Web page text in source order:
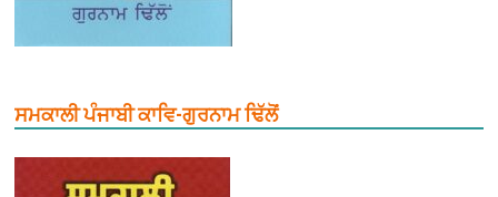
ਸਮਕਾਲੀ ਪੰਜਾਬੀ ਕਾਵਿ-ਗੁਰਨਾਮ ਢਿੱਲੋਂ